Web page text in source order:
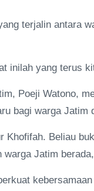
terjalin antara
inilah yang terus
Poeji Watono,
bagi warga Jatim
Beliau
Jatim